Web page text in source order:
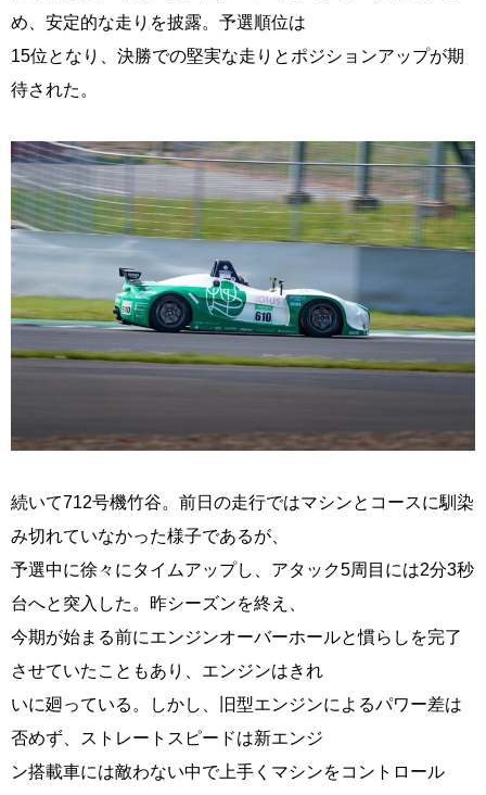
め、安定的な走りを披露。予選順位は
15位となり、決勝での堅実な走りとポジションアップが期
待された。
続いて712号機竹谷。前日の走行ではマシンとコースに馴染
み切れていなかった様子であるが、
予選中に徐々にタイムアップし、アタック5周目には2分3秒
台へと突入した。昨シーズンを終え、
今期が始まる前にエンジンオーバーホールと慣らしを完了
させていたこともあり、エンジンはきれ
いに廻っている。しかし、旧型エンジンによるパワー差は
否めず、ストレートスピードは新エンジ
ン搭載車には敵わない中で上手くマシンをコントロール